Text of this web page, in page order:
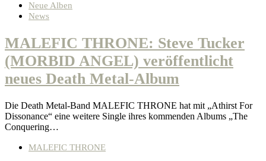
Neue Alben
News
MALEFIC THRONE: Steve Tucker
(MORBID ANGEL) veröffentlicht
neues Death Metal-Album
Die Death Metal-Band MALEFIC THRONE hat mit „Athirst For
Dissonance“ eine weitere Single ihres kommenden Albums „The
Conquering…
MALEFIC THRONE